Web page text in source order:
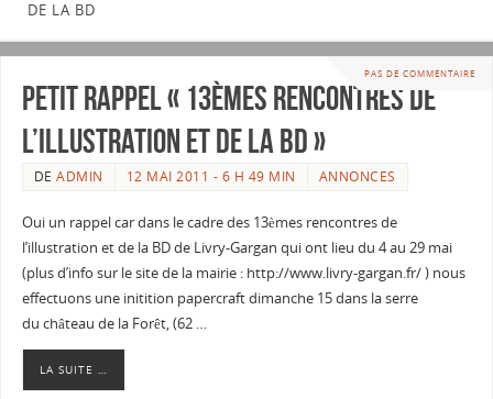
DE LA BD
PAS DE COMMENTAIRE
Petit rappel « 13èmes rencontres de
l’illustration et de la BD »
DEADMIN 12 MAI 2011 - 6 H 49 MIN ANNONCES
Oui un rappel car dans le cadre des 13èmes rencontres de
l’illustration et de la BD de Livry-Gargan qui ont lieu du 4 au 29 mai
(plus d’info sur le site de la mairie : http://www.livry-gargan.fr/ ) nous
effectuons une initition papercraft dimanche 15 dans la serre
du château de la Forêt, (62 …
LA SUITE …